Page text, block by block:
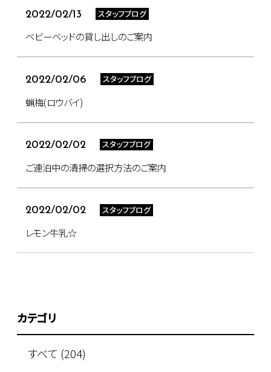
2022/02/13 スタッフブログ
ベビーベッドの貸し出しのご案内
2022/02/06 スタッフブログ
蝋梅(ロウバイ)
2022/02/02 スタッフブログ
ご連泊中の清掃の選択方法のご案内
2022/02/02 スタッフブログ
レモン牛乳☆
カテゴリ
すべて (204)